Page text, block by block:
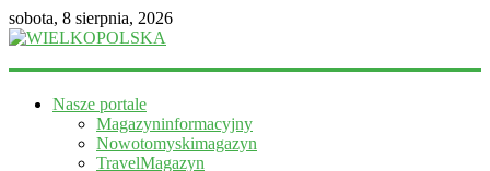
sobota, 8 sierpnia, 2026
WIELKOPOLSKA
informacyjny
Nasze portale
Magazyninformacyjny
Nowotomyskimagazyn
TravelMagazyn